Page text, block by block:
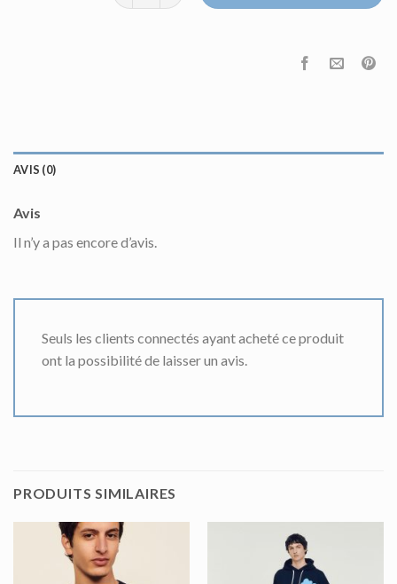
AVIS (0)
Avis
Il n’y a pas encore d’avis.
Seuls les clients connectés ayant acheté ce produit
ont la possibilité de laisser un avis.
PRODUITS SIMILAIRES